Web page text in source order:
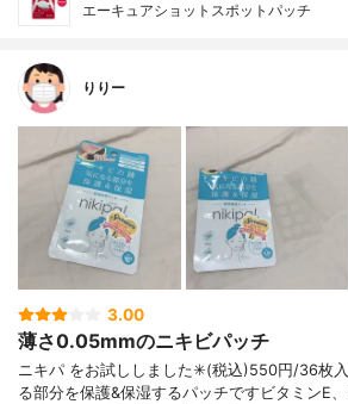
エーキュアショットスポットパッチ
りりー
3.00
薄さ0.05mmのニキビパッチ
ニキパ をお試ししました✳︎(税込)550円/36枚
る部分を保護&保湿するパッチですビタミンE